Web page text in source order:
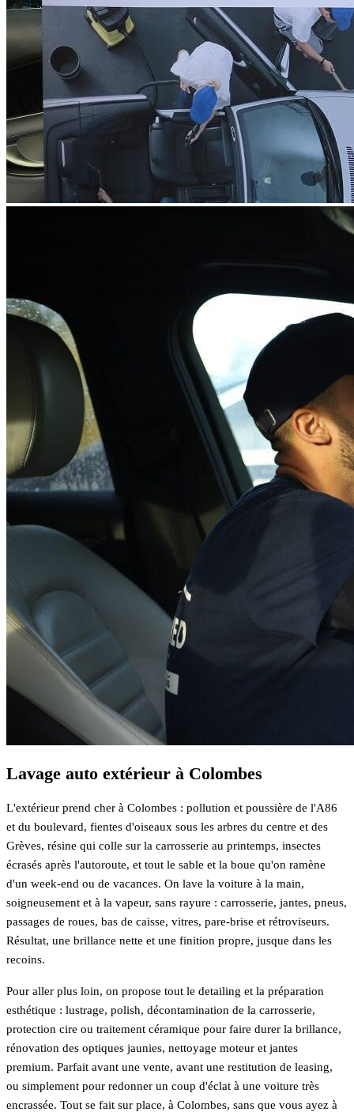
Lavage auto extérieur à Colombes
L'extérieur prend cher à Colombes : pollution et poussière de l'A86
et du boulevard, fientes d'oiseaux sous les arbres du centre et des
Grèves, résine qui colle sur la carrosserie au printemps, insectes
écrasés après l'autoroute, et tout le sable et la boue qu'on ramène
d'un week-end ou de vacances. On lave la voiture à la main,
soigneusement et à la vapeur, sans rayure : carrosserie, jantes, pneus,
passages de roues, bas de caisse, vitres, pare-brise et rétroviseurs.
Résultat, une brillance nette et une finition propre, jusque dans les
recoins.
Pour aller plus loin, on propose tout le detailing et la préparation
esthétique : lustrage, polish, décontamination de la carrosserie,
protection cire ou traitement céramique pour faire durer la brillance,
rénovation des optiques jaunies, nettoyage moteur et jantes
premium. Parfait avant une vente, avant une restitution de leasing,
ou simplement pour redonner un coup d'éclat à une voiture très
encrassée. Tout se fait sur place, à Colombes, sans que vous ayez à